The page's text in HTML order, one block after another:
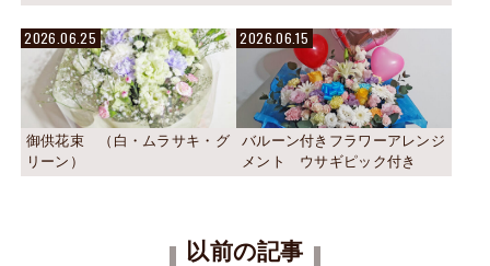
2026.06.25
御供花束 （白・ムラサキ・グ
リーン）
2026.06.15
バルーン付きフラワーアレンジ
メント ウサギピック付き
以前の記事